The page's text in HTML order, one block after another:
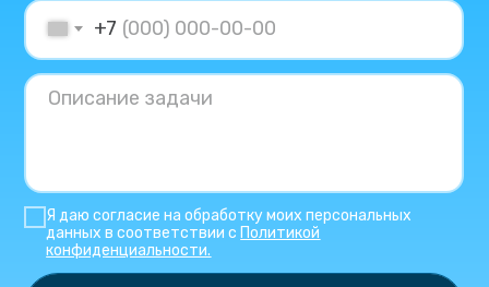
+7
Я даю согласие на обработку моих персональных
данных в соответствии с Политикой
конфиденциальности.